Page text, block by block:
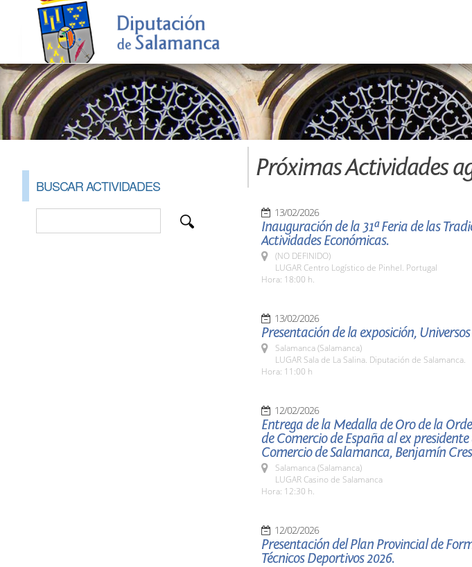
BUSCAR ACTIVIDADES
Próximas Actividades
13/02/2026
Inauguración de la 31ª Feria de las
Actividades Económicas.
(NO DEFINIDO)
LUGAR Centro Logístico de Pinhel. Portugal
Hora: 18:00 h.
13/02/2026
Presentación de la exposición,
Salamanca (Salamanca)
LUGAR Sala de La Salina. Diputación de Salamanca.
Hora: 11:00 h
12/02/2026
Entrega de la Medalla de Oro de la
de Comercio de España al ex
Comercio de Salamanca, Benjamín
Salamanca (Salamanca)
LUGAR Casino de Salamanca
Hora: 12:30 h.
12/02/2026
Presentación del Plan Provincial de
Técnicos Deportivos 2026.